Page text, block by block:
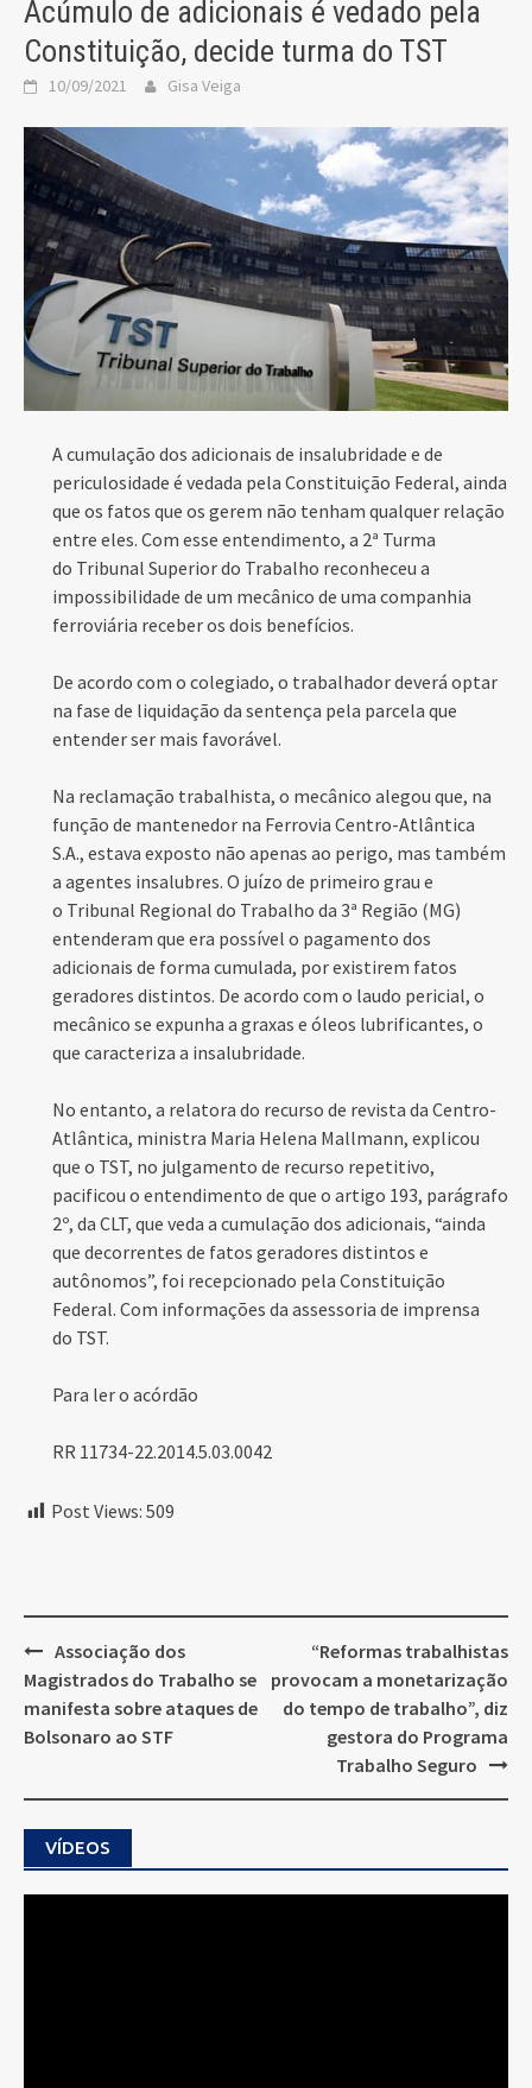
Acúmulo de adicionais é vedado pela
Constituição, decide turma do TST
10/09/2021 Gisa Veiga
A cumulação dos adicionais de insalubridade e de
periculosidade é vedada pela Constituição Federal, ainda
que os fatos que os gerem não tenham qualquer relação
entre eles. Com esse entendimento, a 2ª Turma
do Tribunal Superior do Trabalho reconheceu a
impossibilidade de um mecânico de uma companhia
ferroviária receber os dois benefícios.
De acordo com o colegiado, o trabalhador deverá optar
na fase de liquidação da sentença pela parcela que
entender ser mais favorável.
Na reclamação trabalhista, o mecânico alegou que, na
função de mantenedor na Ferrovia Centro-Atlântica
S.A., estava exposto não apenas ao perigo, mas também
a agentes insalubres. O juízo de primeiro grau e
o Tribunal Regional do Trabalho da 3ª Região (MG)
entenderam que era possível o pagamento dos
adicionais de forma cumulada, por existirem fatos
geradores distintos. De acordo com o laudo pericial, o
mecânico se expunha a graxas e óleos lubrificantes, o
que caracteriza a insalubridade.
No entanto, a relatora do recurso de revista da Centro-
Atlântica, ministra Maria Helena Mallmann, explicou
que o TST, no julgamento de recurso repetitivo,
pacificou o entendimento de que o artigo 193, parágrafo
2º, da CLT, que veda a cumulação dos adicionais, “ainda
que decorrentes de fatos geradores distintos e
autônomos”, foi recepcionado pela Constituição
Federal. Com informações da assessoria de imprensa
do TST.
Para ler o acórdão
RR 11734-22.2014.5.03.0042
Post Views: 509
Post
navigation
Associação dos
Magistrados do Trabalho se
manifesta sobre ataques de
Bolsonaro ao STF
“Reformas trabalhistas
provocam a monetarização
do tempo de trabalho”, diz
gestora do Programa
Trabalho Seguro
VÍDEOS